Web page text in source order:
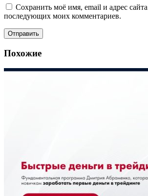
Сохранить моё имя, email и адрес
последующих моих комментариев.
Похожие